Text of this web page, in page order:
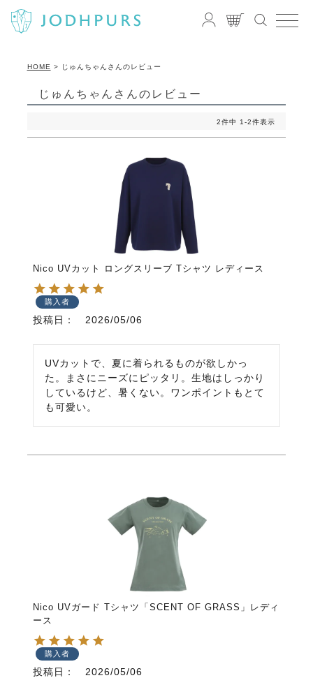
HOME じゅんちゃんさんのレビュー
じゅんちゃんさんのレビュー
2件中 1-2件表示
Nico UVカット ロングスリーブ Tシャツ レディース
購入者
投稿日 2026/05/06
UVカットで、夏に着られるものが欲しかっ
た。まさにニーズにピッタリ。生地はしっかり
しているけど、暑くない。ワンポイントもとて
も可愛い。
Nico UVガード Tシャツ「SCENT OF GRASS」レディ
ース
購入者
投稿日 2026/05/06